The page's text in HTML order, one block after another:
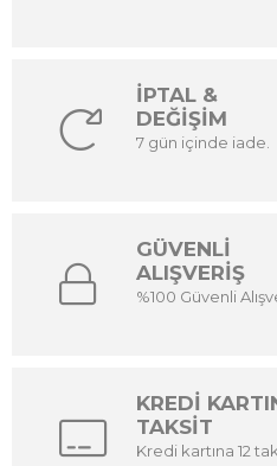
İPTAL &
DEĞİŞİM
7 gün içinde iade.
GÜVENLİ
ALIŞVERİŞ
%100 Güvenli
KREDİ
TAKSİT
Kredi kartına 12